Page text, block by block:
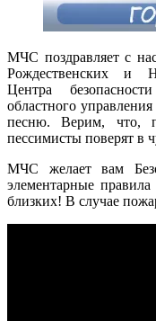
МЧС поздравляет с
Рождественских и
Центра
областного
песню. Верим, что,
пессимисты поверят в
МЧС желает вам
элементарные
близких! В случае